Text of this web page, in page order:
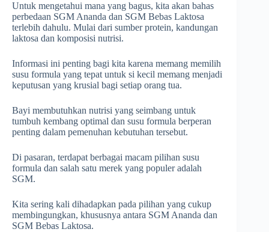
Untuk mengetahui mana yang bagus, kita akan bahas
perbedaan SGM Ananda dan SGM Bebas Laktosa
terlebih dahulu. Mulai dari sumber protein, kandungan
laktosa dan komposisi nutrisi.
Informasi ini penting bagi kita karena memang memilih
susu formula yang tepat untuk si kecil memang menjadi
keputusan yang krusial bagi setiap orang tua.
Bayi membutuhkan nutrisi yang seimbang untuk
tumbuh kembang optimal dan susu formula berperan
penting dalam pemenuhan kebutuhan tersebut.
Di pasaran, terdapat berbagai macam pilihan susu
formula dan salah satu merek yang populer adalah
SGM.
Kita sering kali dihadapkan pada pilihan yang cukup
membingungkan, khususnya antara SGM Ananda dan
SGM Bebas Laktosa.